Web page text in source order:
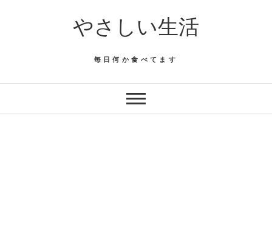
やさしい生活
毎日何か食べてます